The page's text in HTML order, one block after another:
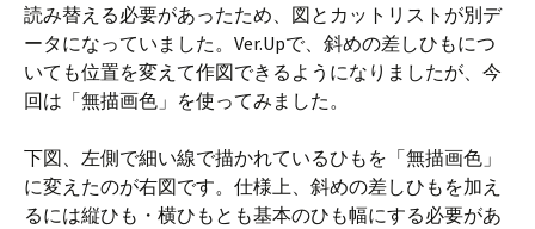
読み替える必要があったため、図とカットリストが別デ
ータになっていました。Ver.Upで、斜めの差しひもにつ
いても位置を変えて作図できるようになりましたが、今
回は「無描画色」を使ってみました。
下図、左側で細い線で描かれているひもを「無描画色」
に変えたのが右図です。仕様上、斜めの差しひもを加え
るには縦ひも・横ひもとも基本のひも幅にする必要があ